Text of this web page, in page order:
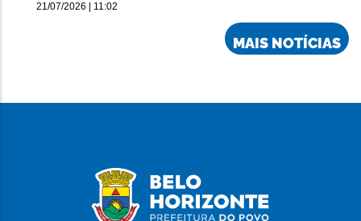
21/07/2026 | 11:02
MAIS NOTÍCIAS